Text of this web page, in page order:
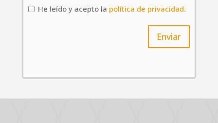
He leído y acepto la política de privacidad.
Enviar